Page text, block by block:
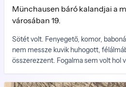
Münchausen báró kalandjai a
városában 19.
Sötét volt. Fenyegető, komor,
nem messze kuvik huhogott,
összerezzent. Fogalma sem volt hol
mintha valahol a szomszéd